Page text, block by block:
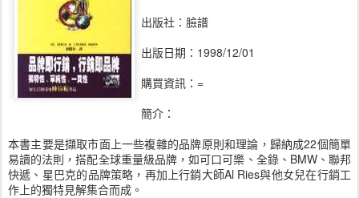
出版社：臉譜
出版日期：1998/12/01
購買資訊：=
簡介：
本書主要是擷取市面上一些複雜的品牌原則和理論，歸納成22個簡單
易讀的法則，搭配全球重量級品牌，如可口可樂、全錄、BMW、聯邦
快遞、星巴克的品牌策略，再加上行銷大師Al Ries與他女兒在行銷工
作上的獨特見解集合而成。